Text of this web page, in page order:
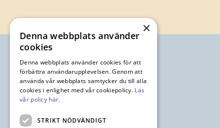
×
Denna webbplats använder
cookies
Denna webbplats använder cookies för att
förbättra användarupplevelsen. Genom att
använda vår webbplats samtycker du till alla
cookies i enlighet med vår cookiepolicy. Läs
vår policy här.
STRIKT NÖDVÄNDIGT